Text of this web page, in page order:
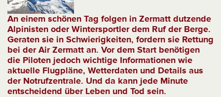
An einem schönen Tag folgen in Zermatt dutzende
Alpinisten oder Wintersportler dem Ruf der Berge.
Geraten sie in Schwierigkeiten, fordern sie Rettung
bei der Air Zermatt an. Vor dem Start benötigen
die Piloten jedoch wichtige Informationen wie
aktuelle Flugpläne, Wetterdaten und Details aus
der Notrufzentrale. Und da kann jede Minute
entscheidend über Leben und Tod sein.